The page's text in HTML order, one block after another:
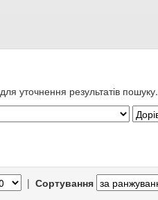
уточнення результатів пошуку.
| Сортування